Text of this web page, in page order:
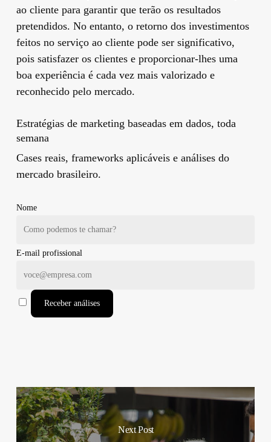
ao cliente para garantir que terão os resultados
pretendidos. No entanto, o retorno dos investimentos
feitos no serviço ao cliente pode ser significativo,
pois satisfazer os clientes e proporcionar-lhes uma
boa experiência é cada vez mais valorizado e
reconhecido pelo mercado.
Estratégias de marketing baseadas em dados, toda
semana
Cases reais, frameworks aplicáveis e análises do
mercado brasileiro.
Nome
E-mail profissional
Receber análises
Next Post